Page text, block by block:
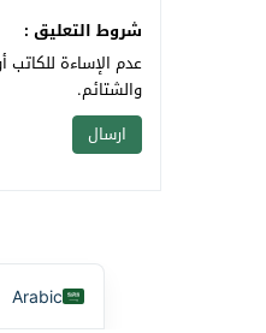
شروط التعليق :
عدم الإساءة للكاتب
والشتائم.
Arabic